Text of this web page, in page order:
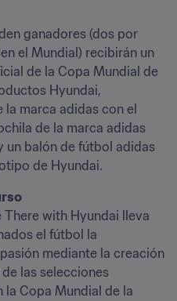
ganadores (dos por
el Mundial) recibirán un
de la Copa Mundial de
Hyundai,
marca adidas con el
de la marca adidas
un balón de fútbol adidas
de Hyundai.
with Hyundai lleva
el fútbol la
mediante la creación
las selecciones
la Copa Mundial de la